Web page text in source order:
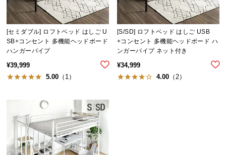
送
に
つ
て
小
の
送
[セミダブル] ロフトベッド はしご U
SB+コンセント 多機能ヘッドボード
ハンガーパイプ
¥39,999
5.00 （1）
[S/SD] ロフトベッド はしご USB
+コンセント 多機能ヘッドボード ハ
ンガーパイプ ネット付き
¥34,999
4.00 （2）